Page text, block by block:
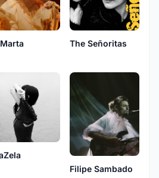
The Señoritas
Filipe Sambado